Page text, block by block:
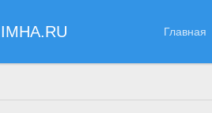
Главная